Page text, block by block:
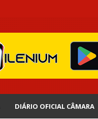
DIÁRIO OFICIAL CÂMARA